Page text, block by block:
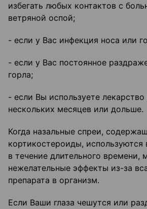
избегать любых контактов с
ветряной оспой;
- если у Вас инфекция носа или
- если у Вас постоянное
горла;
- если Вы используете лекарство
нескольких месяцев или дольше.
Когда назальные спреи,
кортикостероиды, используются
в течение длительного времени,
нежелательные эффекты из-за
препарата в организм.
Если Ваши глаза чешутся или